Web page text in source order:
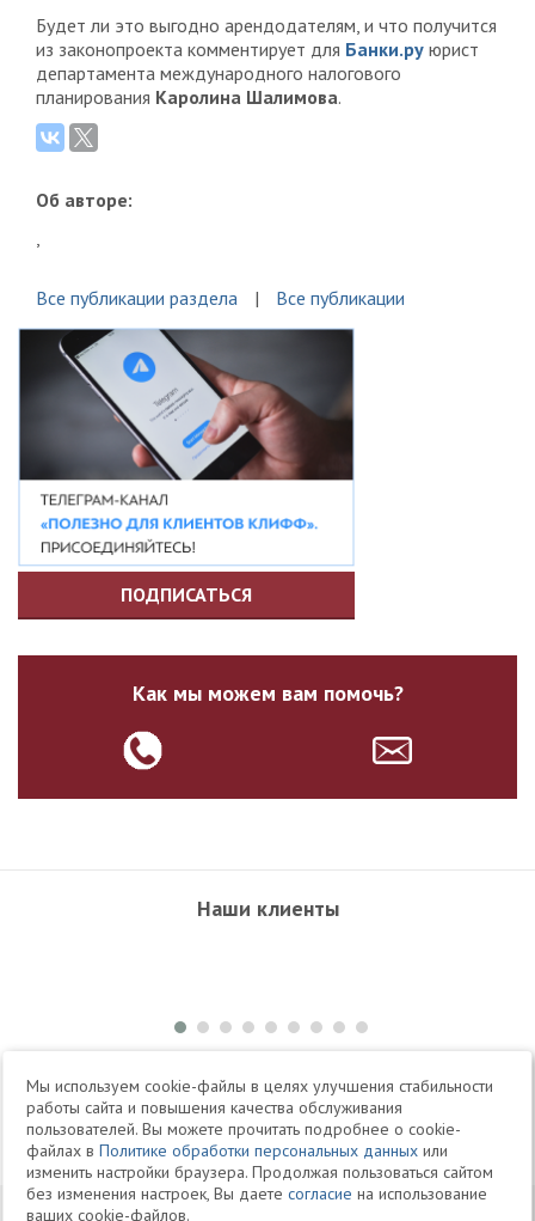
Будет ли это выгодно арендодателям, и что получится
из законопроекта комментирует для Банки.ру юрист
департамента международного налогового
планирования Каролина Шалимова.
Об авторе:
,
Все публикации раздела Все публикации
ПОДПИСАТЬСЯ
Как мы можем вам помочь?
Наши клиенты
+7 495 504-34-61
Telegram Max
© 1994-2026 Юридическая Фирма «Клифф»
Мы используем cookie-файлы в целях улучшения стабильности
работы сайта и повышения качества обслуживания
пользователей. Вы можете прочитать подробнее о cookie-
файлах вПолитике обработки персональных данных или
изменить настройки браузера. Продолжая пользоваться сайтом
без изменения настроек, Вы даетесогласие на использование
ваших cookie-файлов.